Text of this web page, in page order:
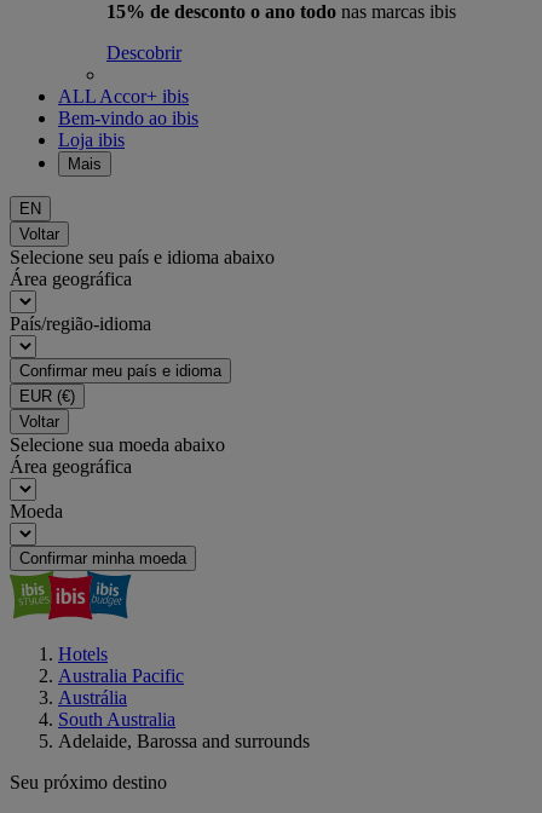
15% de desconto o ano todo nas marcas ibis
Descobrir
ALL Accor+ ibis
Bem-vindo ao ibis
Loja ibis
Mais
EN
Voltar
Selecione seu país e idioma abaixo
Área geográfica
País/região-idioma
Confirmar meu país e idioma
EUR (€)
Voltar
Selecione sua moeda abaixo
Área geográfica
Moeda
Confirmar minha moeda
Hotels
Australia Pacific
Austrália
South Australia
Adelaide, Barossa and surrounds
Seu próximo destino